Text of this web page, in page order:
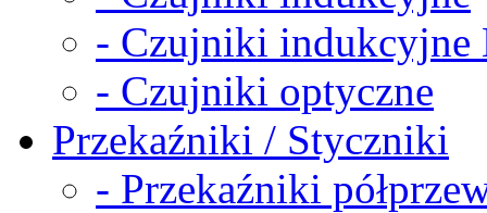
- Czujniki indukcyjne
- Czujniki optyczne
Przekaźniki / Styczniki
- Przekaźniki